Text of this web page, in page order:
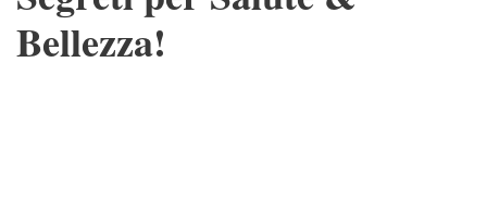
Bellezza!